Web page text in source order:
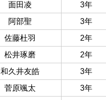
面田凌 3年
阿部聖 3年
佐藤杜羽 2年
松井琢磨 2年
和久井友皓 3年
菅原颯太 3年